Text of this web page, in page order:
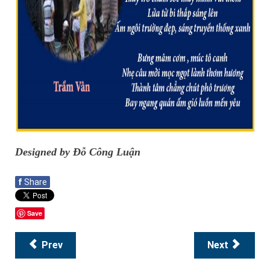
Designed by Đỗ Công Luận
f Share
Save
Prev Next